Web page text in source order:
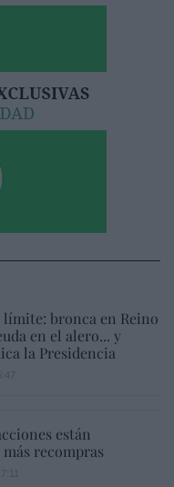
bronca en Reino
en el alero... y
la Presidencia
están
recompras